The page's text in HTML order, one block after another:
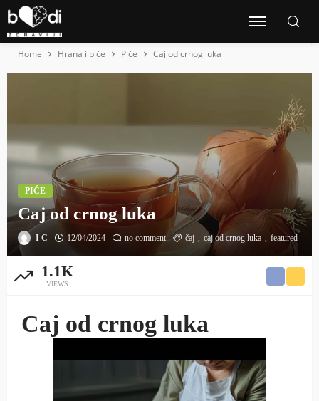
Home Hrana i piće Piće Caj od crnog luka
PIĆE
Caj od crnog luka
I C 12/04/2024 no comment čaj caj od crnog luka featured
1.1K
VIEWS
Caj od crnog luka